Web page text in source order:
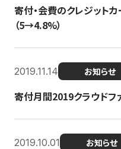
寄付・会費のクレジット
（5→4.8%）
2019.11.14 お知らせ
寄付月間2019クラウドフ
2019.10.01 お知らせ